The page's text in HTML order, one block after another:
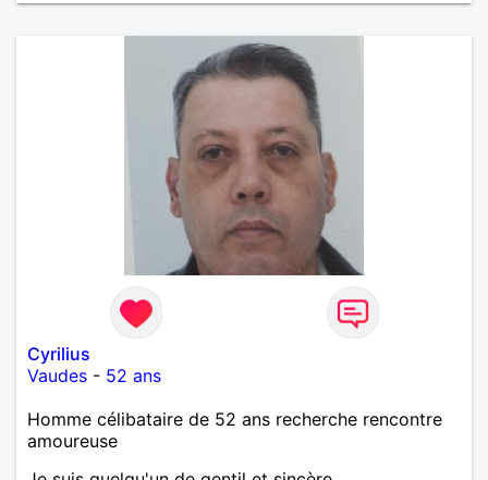
Cyrilius
Vaudes - 52 ans
Homme célibataire de 52 ans recherche rencontre
amoureuse